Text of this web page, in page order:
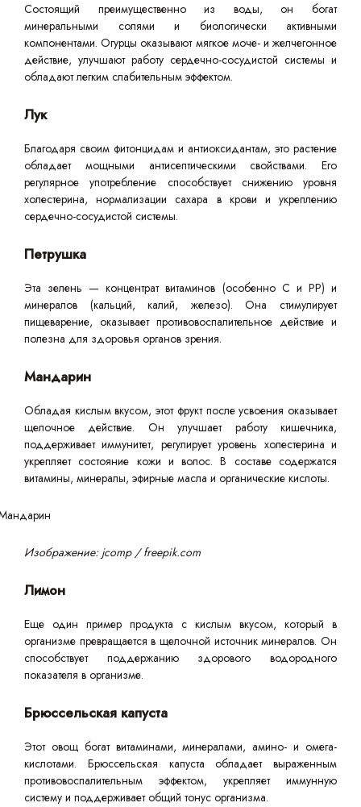
Состоящий преимущественно из воды, он богат
минеральными солями и биологически активными
компонентами. Огурцы оказывают мягкое моче- и желчегонное
действие, улучшают работу сердечно-сосудистой системы и
обладают легким слабительным эффектом.
Лук
Благодаря своим фитонцидам и антиоксидантам, это растение
обладает мощными антисептическими свойствами. Его
регулярное употребление способствует снижению уровня
холестерина, нормализации сахара в крови и укреплению
сердечно-сосудистой системы.
Петрушка
Эта зелень — концентрат витаминов (особенно C и PP) и
минералов (кальций, калий, железо). Она стимулирует
пищеварение, оказывает противовоспалительное действие и
полезна для здоровья органов зрения.
Мандарин
Обладая кислым вкусом, этот фрукт после усвоения оказывает
щелочное действие. Он улучшает работу кишечника,
поддерживает иммунитет, регулирует уровень холестерина и
укрепляет состояние кожи и волос. В составе содержатся
витамины, минералы, эфирные масла и органические кислоты.
Изображение: jcomp / freepik.com
Лимон
Еще один пример продукта с кислым вкусом, который в
организме превращается в щелочной источник минералов. Он
способствует поддержанию здорового водородного
показателя в организме.
Брюссельская капуста
Этот овощ богат витаминами, минералами, амино- и омега-
кислотами. Брюссельская капуста обладает выраженным
противовоспалительным эффектом, укрепляет иммунную
систему и поддерживает общий тонус организма.